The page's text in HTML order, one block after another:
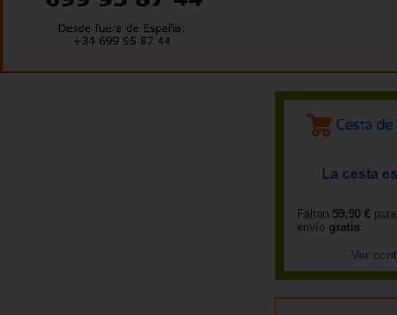
La cesta
Faltan 59,90 €
envío gratis
Ver